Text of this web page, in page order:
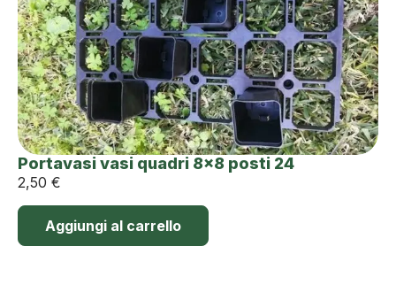
Portavasi vasi quadri 8×8 posti 24
2,50 €
Aggiungi al carrello